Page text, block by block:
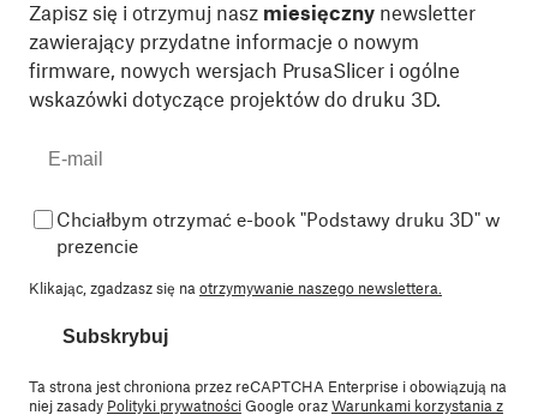
Zapisz się i otrzymuj nasz miesięczny newsletter
zawierający przydatne informacje o nowym
firmware, nowych wersjach PrusaSlicer i ogólne
wskazówki dotyczące projektów do druku 3D.
Chciałbym otrzymać e-book "Podstawy druku 3D" w
prezencie
Klikając, zgadzasz się na otrzymywanie naszego newslettera.
Subskrybuj
Ta strona jest chroniona przez reCAPTCHA Enterprise i obowiązują na
niej zasady Polityki prywatnościGoogle orazWarunkami korzystania z